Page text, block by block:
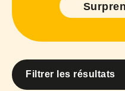
Filtrer les résultats